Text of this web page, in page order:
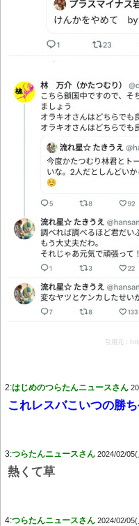
引用元：
2:はじめのつらたんニュースさん
これレスバこいつの勝
3:つらたんニュースさん 2024/02/
熱くて草
4:つらたんニュースさん 2024/02/05(